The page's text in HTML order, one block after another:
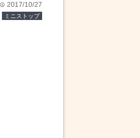
time 2017/10/27
ミニストップ